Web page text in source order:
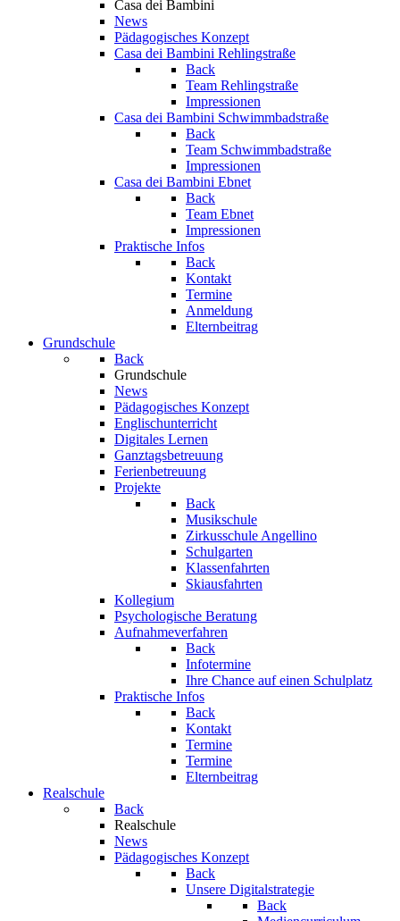
Casa dei Bambini
News
Pädagogisches Konzept
Casa dei Bambini Rehlingstraße
Back
Team Rehlingstraße
Impressionen
Casa dei Bambini Schwimmbadstraße
Back
Team Schwimmbadstraße
Impressionen
Casa dei Bambini Ebnet
Back
Team Ebnet
Impressionen
Praktische Infos
Back
Kontakt
Termine
Anmeldung
Elternbeitrag
Grundschule
Back
Grundschule
News
Pädagogisches Konzept
Englischunterricht
Digitales Lernen
Ganztagsbetreuung
Ferienbetreuung
Projekte
Back
Musikschule
Zirkusschule Angellino
Schulgarten
Klassenfahrten
Skiausfahrten
Kollegium
Psychologische Beratung
Aufnahmeverfahren
Back
Infotermine
Ihre Chance auf einen Schulplatz
Praktische Infos
Back
Kontakt
Termine
Termine
Elternbeitrag
Realschule
Back
Realschule
News
Pädagogisches Konzept
Back
Unsere Digitalstrategie
Back